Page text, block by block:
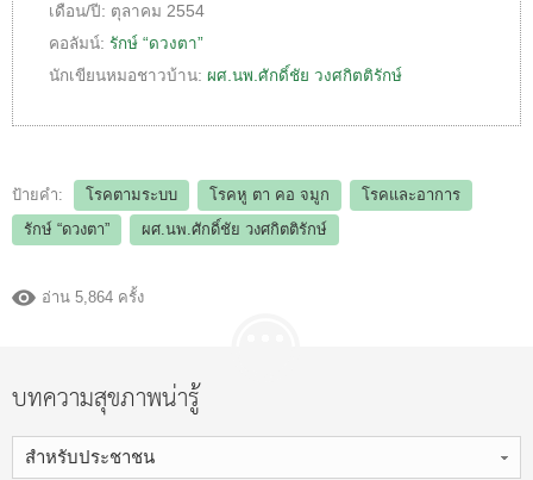
เดือน/ปี: ตุลาคม 2554
คอลัมน์: รักษ์ “ดวงตา”
นักเขียนหมอชาวบ้าน: ผศ.นพ.ศักดิ์ชัย วงศกิตติรักษ์
ป้ายคำ: โรคตามระบบ โรคหู ตา คอ จมูก
โรคและอาการ
รักษ์ “ดวงตา”
ผศ.นพ.ศักดิ์ชัย วงศกิตติรักษ์
อ่าน 5,864 ครั้ง
บทความสุขภาพน่ารู้
สำหรับประชาชน